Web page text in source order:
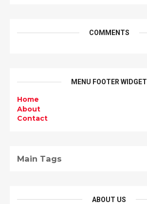
COMMENTS
MENU FOOTER WIDGET
Home
About
Contact
Main Tags
ABOUT US